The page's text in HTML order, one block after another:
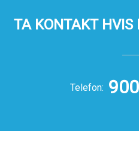
TA KONTAKT HVIS
Telefon: